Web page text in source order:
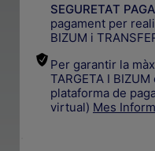
SEGURETAT
pagament per
BIZUM i
Per garantir la
TARGETA I
plataforma de
virtual) Mes